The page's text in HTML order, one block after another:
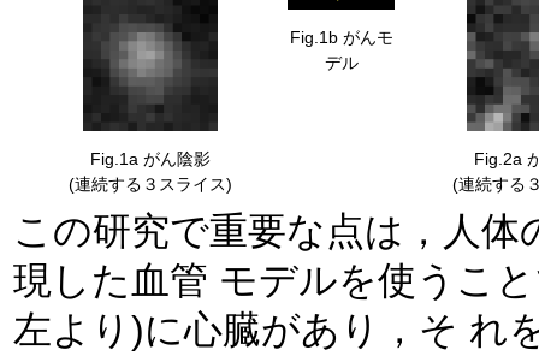
Fig.1a がん陰影
(連続する３スライス)
Fig.1b がんモ
デル
Fig.2a
(連続する
この研究で重要な点は，人
現した血管 モデルを使うことです．人体胸部では，中央(の少し
左より)に心臓があり，そ れを囲むように肺臓器が配置していま